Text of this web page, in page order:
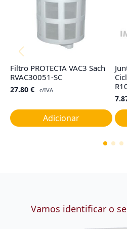
Filtro PROTECTA VAC3 Sach
RVAC30051-SC
27.80 € c/IVA
Adicionar
Vamos identificar o